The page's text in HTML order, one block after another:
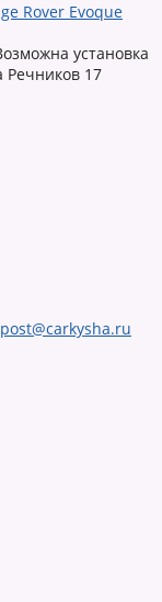
Rover Evoque
установка
Речников 17
post@carkysha.ru